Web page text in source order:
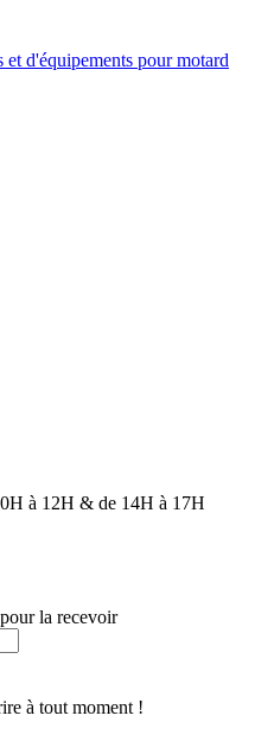
et d'équipements pour motard
à 12H & de 14H à 17H
la recevoir
à tout moment !